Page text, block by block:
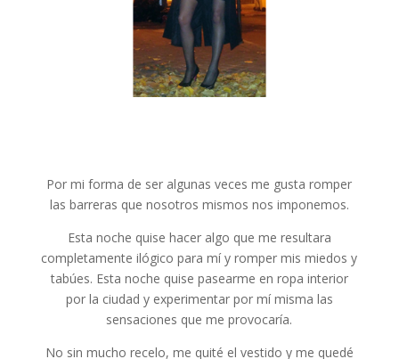
Por mi forma de ser algunas veces me gusta romper
las barreras que nosotros mismos nos imponemos.
Esta noche quise hacer algo que me resultara
completamente ilógico para mí y romper mis miedos y
tabúes. Esta noche quise pasearme en ropa interior
por la ciudad y experimentar por mí misma las
sensaciones que me provocaría.
No sin mucho recelo, me quité el vestido y me quedé